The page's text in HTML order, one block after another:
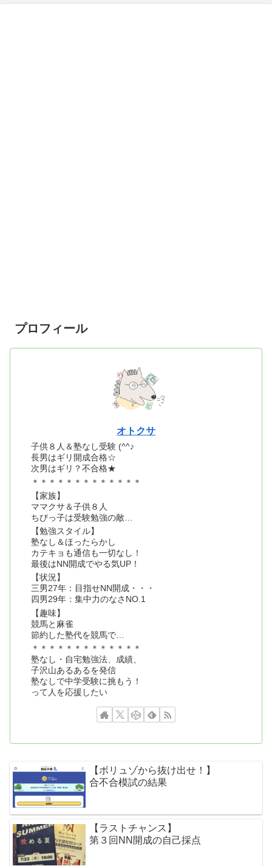
プロフィール
オトクサ
子供８人＆塾なし受験 (^^♪
長男はギリ開成合格☆
次男はギリ？不合格★
＊＊＊＊＊＊＊＊＊＊＊＊＊
【家族】
ママクサ＆子供８人
ちびっ子は受験勉強の敵…
【勉強スタイル】
塾なし＆ほったらかし
カテキョも通信も一切なし！
最後はNN開成でやる気UP！
【状況】
三男27年：目指せNN開成・・・
四男29年：集中力のなさNO.1
【趣味】
競馬と麻雀
節約した塾代を競馬で…
＊＊＊＊＊＊＊＊＊＊＊＊＊
塾なし・自宅勉強法、成績、
子沢山あるあるを発信
塾なしで中学受験に挑もう！
って人を応援したい
【ボリュゾから抜け出せ！】
合不合模試の結果
【ラストチャンス】
第３回NN開成の自己採点